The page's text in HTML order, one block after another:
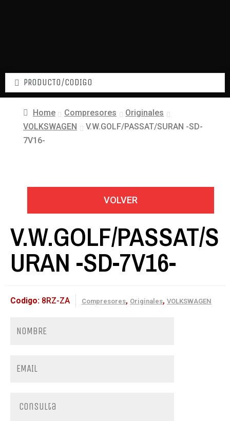
Home Compresores
Originales
VOLKSWAGEN
V.W.GOLF/PASSAT/SURAN -SD-
7V16-
VOLVER
V.W.GOLF/PASSAT/S
URAN -SD-7V16-
Codigo: 8RZ-ZA Compresores, Originales, VOLKSWAGEN